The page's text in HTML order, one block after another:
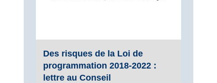
Des risques de la Loi de
programmation 2018-2022 :
lettre au Conseil